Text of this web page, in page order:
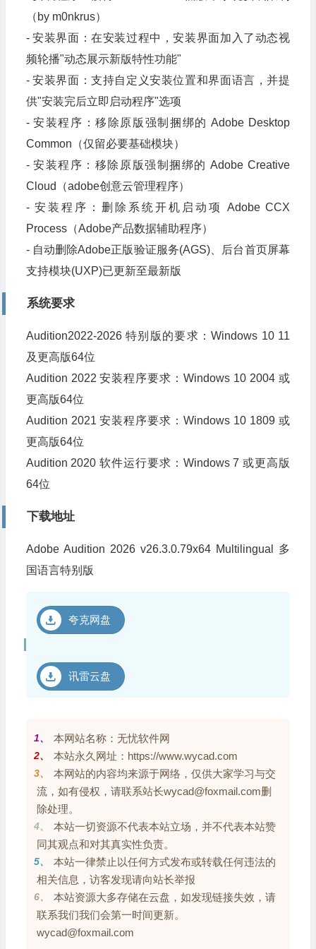
（by m0nkrus）
- 安装界面：在安装过程中，安装界面加入了动态视
频轮播"动态展示新版特性功能"
- 安装界面：支持自定义安装位置和界面语言，并提
供"安装完后立即启动程序"选项
- 安装程序：移除原版强制捆绑的 Adobe Desktop
Common（仅留必要基础模块）
- 安装程序：移除原版强制捆绑的 Adobe Creative
Cloud（adobe创意云管理程序）
- 安装程序：删除系统开机启动项 Adob​​e CCX
Process（Adobe产品数据辅助程序）
- 自动删除Adobe正版验证服务(AGS)、后台首页屏幕
支持模块(UXP)已更新至最新版
系统要求
Audition2022-2026 特别版的要求：Windows 10 11
及更高版64位
Audition 2022 安装程序要求：Windows 10 2004 或
更高版64位
Audition 2021 安装程序要求：Windows 10 1809 或
更高版64位
Audition 2020 软件运行要求：Windows 7 或更高版
64位
下载地址
Adobe Audition 2026 v26.3.0.79x64 Multilingual 多
国语言特别版
夸克网盘
讯雷云盘
1、 本网站名称：无忧软件网
2、 本站永久网址：https://www.wycad.com
3、
本网站的内容均来源于网络，仅供大家学习与交
流，如有侵权，请联系站长wycad@foxmail.com删
除处理。
4、
本站一切资源不代表本站立场，并不代表本站赞
同其观点和对其真实性负责。
5、
本站一律禁止以任何方式发布或转载任何违法的
相关信息，访客发现请向站长举报
6、
本站资源大多存储在云盘，如发现链接失效，请
联系我们我们会第一时间更新。
wycad@foxmail.com